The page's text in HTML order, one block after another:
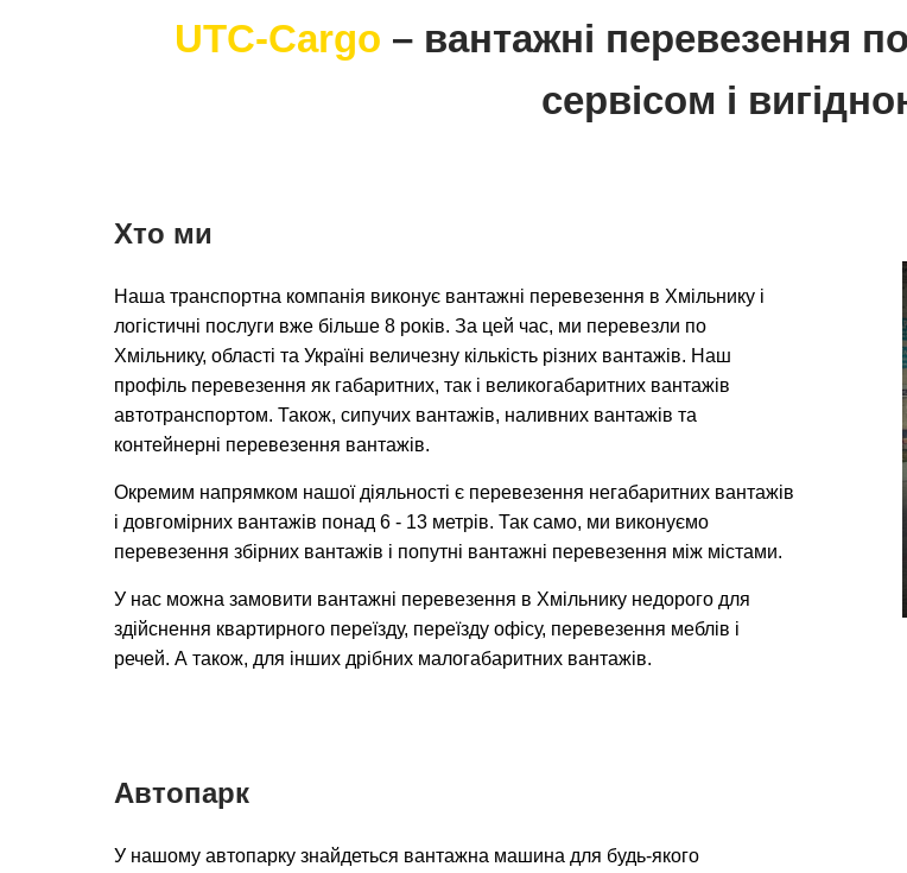
UTC-Cargo – вантажні перевезення
сервісом і
Хто ми
Наша транспортна компанія виконує вантажні перевезення в Хмільнику і
логістичні послуги вже більше 8 років. За цей час, ми перевезли по
Хмільнику, області та Україні величезну кількість різних вантажів. Наш
профіль перевезення як габаритних, так і великогабаритних вантажів
автотранспортом. Також, сипучих вантажів, наливних вантажів та
контейнерні перевезення вантажів.
Окремим напрямком нашої діяльності є перевезення негабаритних вантажів
і довгомірних вантажів понад 6 - 13 метрів. Так само, ми виконуємо
перевезення збірних вантажів і попутні вантажні перевезення між містами.
У нас можна замовити вантажні перевезення в Хмільнику недорого для
здійснення квартирного переїзду, переїзду офісу, перевезення меблів і
речей. А також, для інших дрібних малогабаритних вантажів.
Автопарк
У нашому автопарку знайдеться вантажна машина для будь-якого